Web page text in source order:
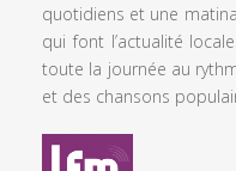
quotidiens et une
qui font l’actualité
toute la journée au
et des chansons